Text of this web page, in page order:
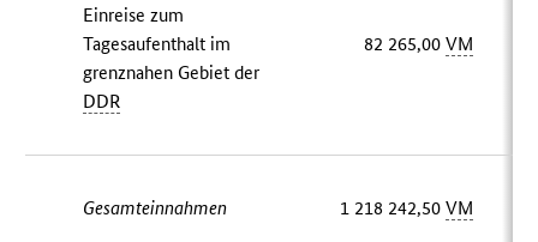
Einreise zum
Tagesaufenthalt im
grenznahen Gebiet der
DDR
82 265,00VM
Gesamteinnahmen 1 218 242,50VM